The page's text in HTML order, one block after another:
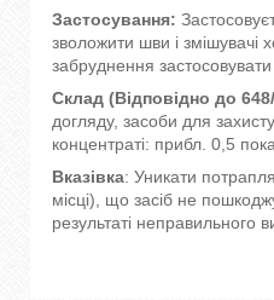
Застосування:
зволожити шви і
забруднення
Склад (Відповідно до
догляду, засоби для
концентраті: прибл. 0,5
Вказівка: Уникати
місці), що засіб не
результаті неправильного